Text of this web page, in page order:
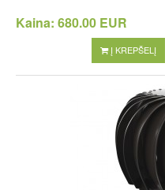
Kaina: 680.00 EUR
Į KREPŠELĮ